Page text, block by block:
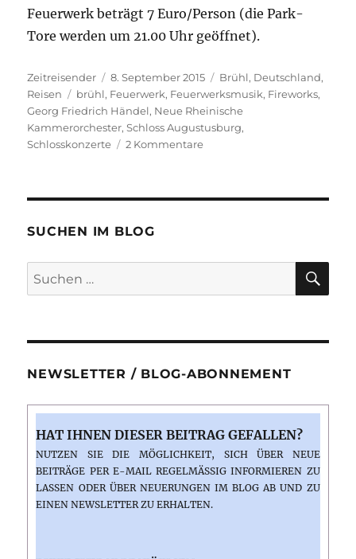
Feuerwerk beträgt 7 Euro/Person (die Park-
Tore werden um 21.00 Uhr geöffnet).
Autor
Zeitreisender
Veröffentlicht
am
8. September 2015 Kategorien
Brühl, Deutschland,
Reisen
Schlagwörter
brühl, Feuerwerk, Feuerwerksmusik, Fireworks,
Georg Friedrich Händel, Neue Rheinische
Kammerorchester,Schloss Augustusburg,
Schlosskonzerte
2 Kommentarezu
SUCHEN IM BLOG
Suchen
nach:
NEWSLETTER / BLOG-ABONNEMENT
HAT IHNEN DIESER BEITRAG GEFALLEN?
NUTZEN SIE DIE MÖGLICHKEIT, SICH ÜBER NEUE
BEITRÄGE PER E-MAIL REGELMÄSSIG INFORMIEREN ZU L
ASSEN ODER ÜBER NEUERUNGEN IM BLOG AB UND ZU E
INEN NEWSLETTER ZU ERHALTEN.